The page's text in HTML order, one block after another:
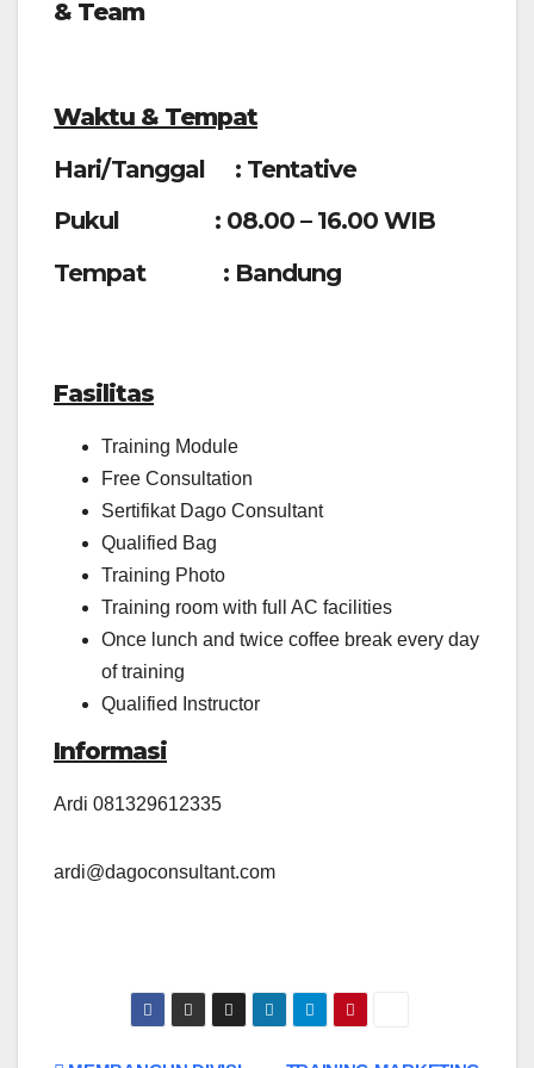
& Team
Waktu & Tempat
Hari/Tanggal : Tentative
Pukul : 08.00 – 16.00 WIB
Tempat : Bandung
Fasilitas
Training Module
Free Consultation
Sertifikat Dago Consultant
Qualified Bag
Training Photo
Training room with full AC facilities
Once lunch and twice coffee break every day
of training
Qualified Instructor
Informasi
Ardi 081329612335
ardi@dagoconsultant.com